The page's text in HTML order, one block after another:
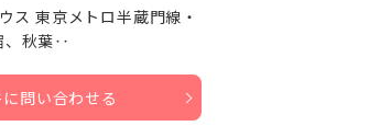
ス 東京メトロ半蔵門線・
、秋葉‥
問い合わせる